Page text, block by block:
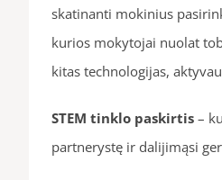
skatinanti mokinius
kurios mokytojai nuolat
kitas technologijas,
STEM tinklo paskirtis –
partnerystę ir dalijimąsi